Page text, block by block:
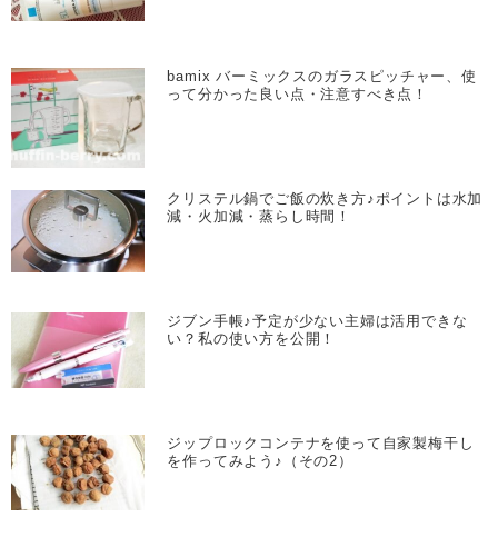
bamix バーミックスのガラスピッチャー、使
って分かった良い点・注意すべき点！
クリステル鍋でご飯の炊き方♪ポイントは水加
減・火加減・蒸らし時間！
ジブン手帳♪予定が少ない主婦は活用できな
い？私の使い方を公開！
ジップロックコンテナを使って自家製梅干し
を作ってみよう♪（その2）